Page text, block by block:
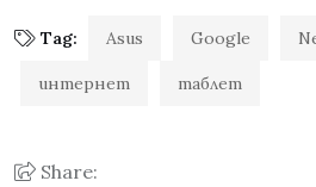
Tag: Asus Google
интернет таблет
Share: